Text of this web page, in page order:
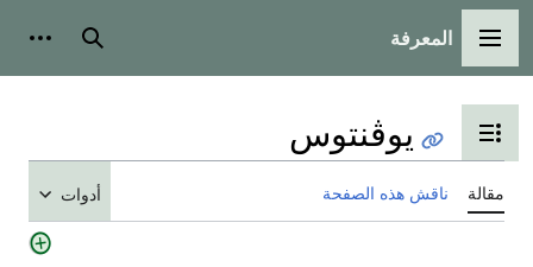
القائمة الرئيسية
المعرفة بحث
تبديل عرض جدول المحتويات
يوڤنتوس
ناقش هذه الصفحة